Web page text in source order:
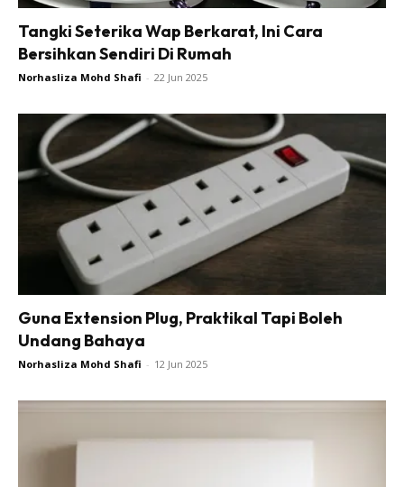
Tangki Seterika Wap Berkarat, Ini Cara
Bersihkan Sendiri Di Rumah
Norhasliza Mohd Shafi - 22 Jun 2025
Guna Extension Plug, Praktikal Tapi Boleh
Undang Bahaya
Norhasliza Mohd Shafi - 12 Jun 2025